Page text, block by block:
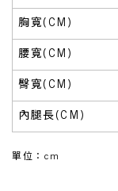
胸寬(CM)
腰寬(CM)
臀寬(CM)
內腿長(CM)
單位：cm